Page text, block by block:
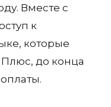
Вместе с
к
которые
Плюс, до конца